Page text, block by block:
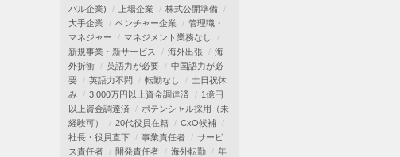
バル企業)
上場企業
株式公開準備
大手企業
ベンチャー企業
管理職・
マネジャー
マネジメント業務なし
新規事業・新サービス
海外出張
海
外折衝
英語力が必要
中国語力が必
要
英語力不問 転勤なし
土日祝休
み
3,000万円以上資金調達済
1億円
以上資金調達済
ポテンシャル採用（未
経験可）
20代役員在籍
CxO候補
社長・役員直下
事業責任者
サービ
ス責任者
開発責任者 海外転勤
年